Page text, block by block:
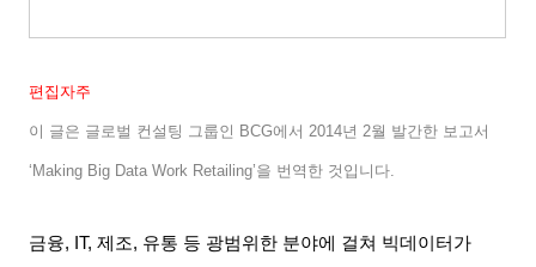
편집자주
이 글은 글로벌 컨설팅 그룹인 BCG에서 2014년 2월 발간한 보고서
‘Making Big Data Work Retailing’을 번역한 것입니다
금융, IT,제조, 유통 등 광범위한 분야에 걸쳐 빅데이터가